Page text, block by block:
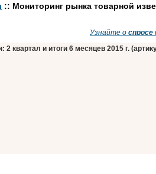
:: Мониторинг рынка товарной
Узнайте о спросе
квартал и итоги 6 месяцев 2015 г.